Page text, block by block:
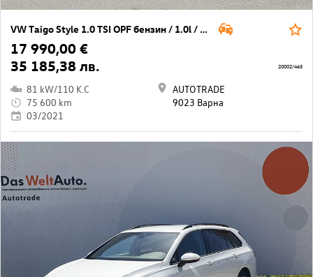
VW Taigo Style 1.0 TSI OPF бензин / 1.0l / 81кВт/ 110к.с / 7DSG
17 990,00 €
35 185,38 лв.
81 kW/110 K.C
75 600 km
03/2021
AUTOTRADE
9023 Варна
20002/465